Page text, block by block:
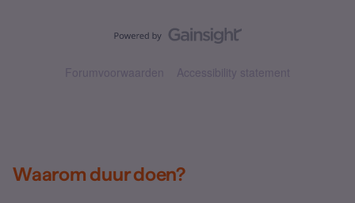
Forumvoorwaarden Accessibility statement
Waarom duur doen?